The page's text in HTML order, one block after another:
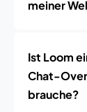
meiner
Ist Loom
Chat-
brauche?